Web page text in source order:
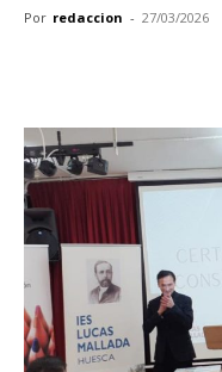
Por redaccion - 27/03/2026